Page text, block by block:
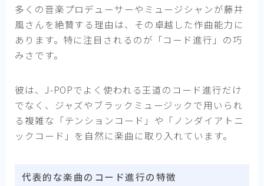
多くの音楽プロデューサーやミュージシャンが藤井
風さんを絶賛する理由は、その卓越した作曲能力に
あります。特に注目されるのが「コード進行」の巧
みさです。
彼は、J-POPでよく使われる王道のコード進行だけ
でなく、ジャズやブラックミュージックで用いられ
る複雑な「テンションコード」や「ノンダイアトニ
ックコード」を自然に楽曲に取り入れています。
代表的な楽曲のコード進行の特徴